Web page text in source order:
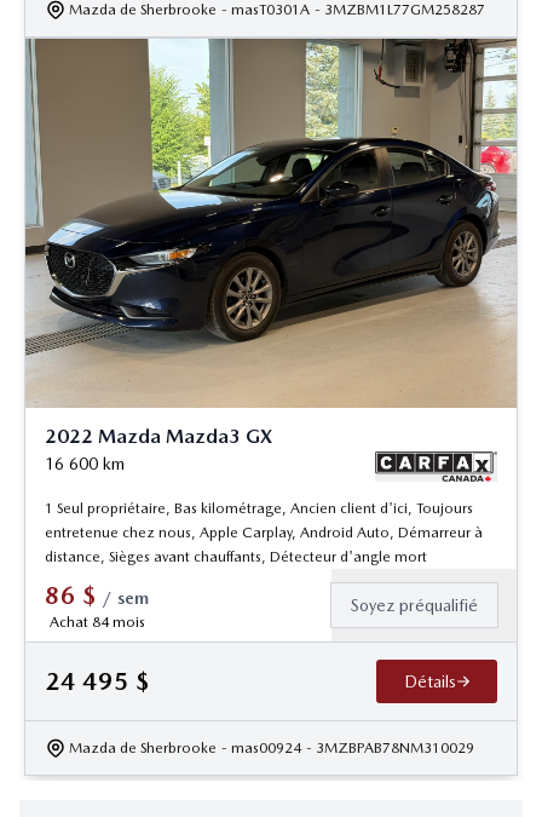
Mazda de Sherbrooke - masT0301A - 3MZBM1L77GM258287
2022 Mazda Mazda3 GX
16 600 km
1 Seul propriétaire, Bas kilométrage, Ancien client d'ici, Toujours
entretenue chez nous, Apple Carplay, Android Auto, Démarreur à
distance, Sièges avant chauffants, Détecteur d'angle mort
86 $ / sem
Achat 84 mois
Soyez préqualifié
24 495 $ Détails
Mazda de Sherbrooke - mas00924 - 3MZBPAB78NM310029